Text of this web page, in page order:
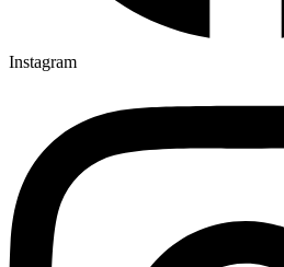
Instagram